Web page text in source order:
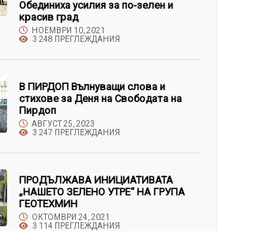
Обединиха усилия за по-зелен и
красив град
НОЕМВРИ 10, 2021
3 248 ПРЕГЛЕЖДАНИЯ
В ПИРДОП Вълнуващи слова и
стихове за Деня на Свободата на
Пирдоп
АВГУСТ 25, 2023
3 247 ПРЕГЛЕЖДАНИЯ
ПРОДЪЛЖАВА ИНИЦИАТИВАТА
„НАШЕТО ЗЕЛЕНО УТРЕ“ НА ГРУПА
ГЕОТЕХМИН
ОКТОМВРИ 24, 2021
3 114 ПРЕГЛЕЖДАНИЯ